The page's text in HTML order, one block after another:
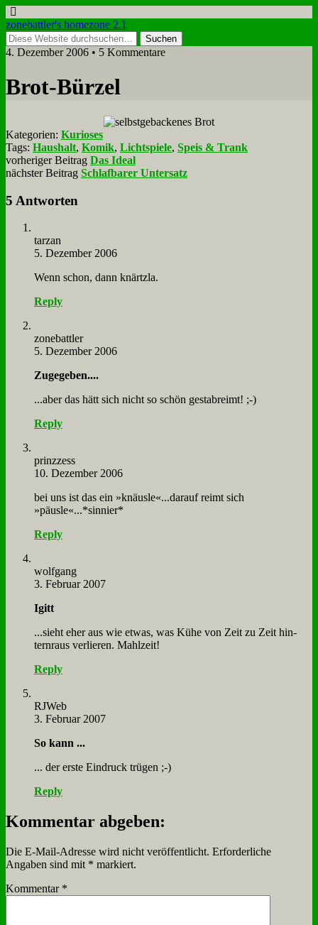
zonebattler's homezone 2.1
4. Dezember 2006 • 5 Kommentare
Brot-Bür­zel
Kategorien: Kurioses
Tags: Haushalt, Komik, Lichtspiele, Speis & Trank
vorheriger Beitrag Das Ideal
nächster Beitrag Schlafbarer Untersatz
5 Antworten
tar­zan
5. Dezember 2006
Wenn schon, dann knärtzla.
Reply
zone­batt­ler
5. Dezember 2006
Zu­ge­ge­ben....
...aber das hätt sich nicht so schön gestab­reimt! ;-)
Reply
prinz­ze­ss
10. Dezember 2006
bei uns ist das ein »knäusle«...darauf reimt sich
»päusle«...*sinnier*
Reply
wolf­gang
3. Februar 2007
Igitt
...sieht eher aus wie et­was, was Kü­he von Zeit zu Zeit hin­
ternraus ver­lie­ren. Mahl­zeit!
Reply
RJ­Web
3. Februar 2007
So kann ...
... der er­ste Ein­druck trü­gen ;-)
Reply
Kommentar abgeben:
Die E-Mail-Adresse wird nicht veröffentlicht. Erforderliche
Angaben sind mit * markiert.
Kommentar *